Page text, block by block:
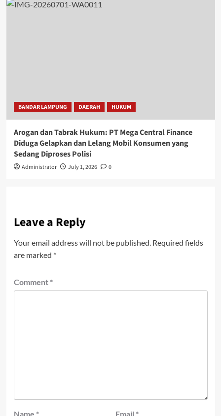
BANDAR LAMPUNG DAERAH HUKUM
Arogan dan Tabrak Hukum: PT Mega Central Finance
Diduga Gelapkan dan Lelang Mobil Konsumen yang
Sedang Diproses Polisi
Administrator July 1, 2026 0
Leave a Reply
Your email address will not be published. Required fields
are marked *
Comment *
Name * Email *